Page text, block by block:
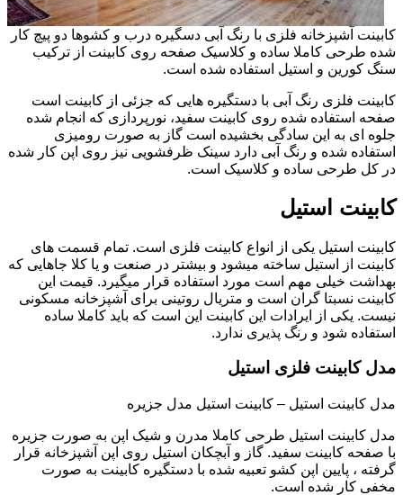
کابینت آشپزخانه فلزی با رنگ آبی دسگیره درب و کشوها دو پیچ کار
شده طرحی کاملا ساده و کلاسیک صفحه روی کابینت از ترکیب
سنگ کورین و استیل استفاده شده است.
کابینت فلزی رنگ آبی با دستگیره هایی که جزئی از کابینت است
صفحه استفاده شده روی کابینت سفید، نورپردازی که انجام شده
جلوه ای به این سادگی بخشیده است گاز به صورت رومیزی
استفاده شده و رنگ آبی دارد سینک ظرفشویی نیز روی اپن کار شده
در کل طرحی ساده و کلاسیک است.
کابینت استیل
کابینت استیل یکی از انواع کابینت فلزی است. تمام قسمت های
کابینت از استیل ساخته میشود و بیشتر در صنعت و یا کلا جاهایی که
بهداشت خیلی مهم است مورد استفاده قرار میگیرد. قیمت این
کابینت نسبتا گران است و متریال روتینی برای آشپزخانه مسکونی
نیست. یکی از ایرادات این کابینت این است که باید کاملا ساده
استفاده شود و رنگ پذیری ندارد.
مدل کابینت فلزی استیل
مدل کابینت استیل – کابینت استیل مدل جزیره
مدل کابینت استیل طرحی کاملا مدرن و شیک اپن به صورت جزیره
با صفحه کابینت سفید. گاز و آبچکان استیل روی اپن آشپزخانه قرار
گرفته ، پایین اپن کشو تعبیه شده با دستگیره کابینت به صورت
مخفی کار شده است.